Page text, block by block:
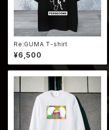
Re:GUMA T-shirt
¥6,500